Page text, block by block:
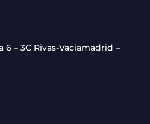
6 – 3C Rivas-Vaciamadrid –